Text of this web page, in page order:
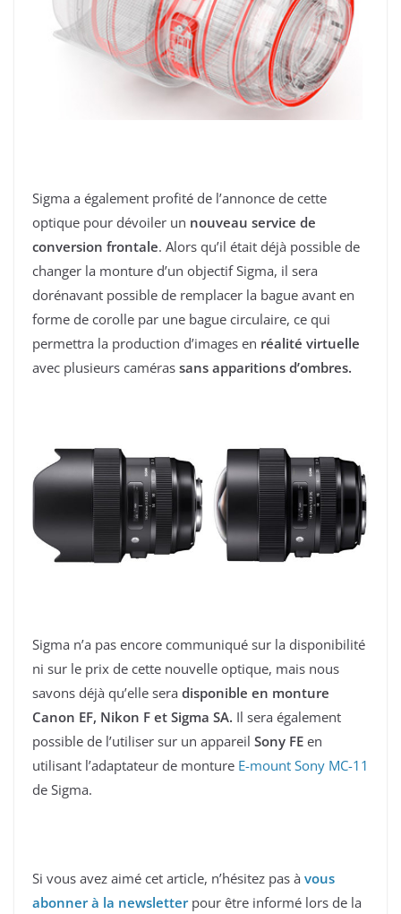
Sigma a également profité de l’annonce de cette
optique pour dévoiler un nouveau service de
conversion frontale. Alors qu’il était déjà possible de
changer la monture d’un objectif Sigma, il sera
dorénavant possible de remplacer la bague avant en
forme de corolle par une bague circulaire, ce qui
permettra la production d’images en réalité virtuelle
avec plusieurs caméras sans apparitions d’ombres.
Sigma n’a pas encore communiqué sur la disponibilité
ni sur le prix de cette nouvelle optique, mais nous
savons déjà qu’elle sera disponible en monture
Canon EF, Nikon F et Sigma SA. Il sera également
possible de l’utiliser sur un appareil Sony FE en
utilisant l’adaptateur de monture E-mount Sony MC-11
de Sigma.
Si vous avez aimé cet article, n’hésitez pas à vous
abonner à la newsletterpour être informé lors de la